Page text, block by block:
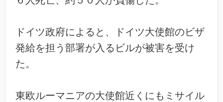
ドイツ政府によると、ドイツ大使館のビザ
発給を担う部署が入るビルが被害を受け
た。
東欧ルーマニアの大使館近くにもミサイル